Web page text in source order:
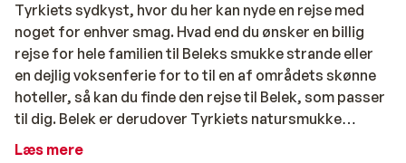
Tyrkiets sydkyst, hvor du her kan nyde en rejse med
noget for enhver smag. Hvad end du ønsker en billig
rejse for hele familien til Beleks smukke strande eller
en dejlig voksenferie for to til en af områdets skønne
hoteller, så kan du finde den rejse til Belek, som passer
til dig. Belek er derudover Tyrkiets natursmukke
golfmekka, som udover golfspillere fra hele verden,
Læs mere